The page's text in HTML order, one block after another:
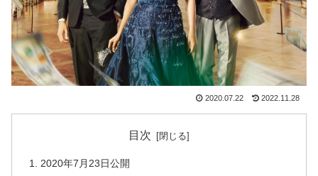
2020.07.22 2022.11.28
目次
2020年7月23日公開